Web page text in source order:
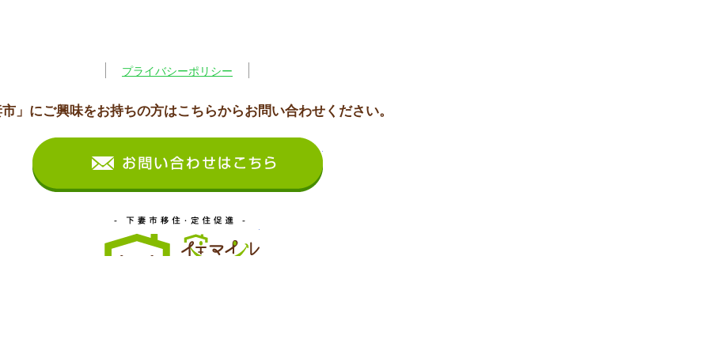
プライバシーポリシー
市」にご興味をお持ちの方はこちらからお問い合わせください。